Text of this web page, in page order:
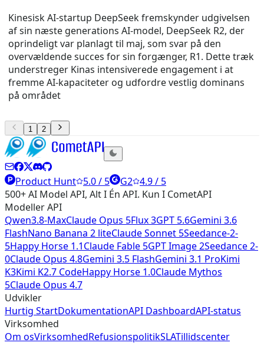
Kinesisk AI-startup DeepSeek fremskynder udgivelsen
af ​​sin næste generations AI-model, DeepSeek R2, der
oprindeligt var planlagt til maj, som svar på den
overvældende succes for sin forgænger, R1. Dette træk
understreger Kinas intensiverede engagement i at
fremme AI-kapaciteter og udfordre vestlig dominans
på området
1 2
Product Hunt 5.0 / 5 G2 4.9 / 5
500+ AI Model API, Alt I Én API. Kun I CometAPI
Modeller API
Qwen3.8-MaxClaude Opus 5Flux 3GPT 5.6Gemini 3.6
FlashNano Banana 2 liteClaude Sonnet 5Seedance-2-
5Happy Horse 1.1Claude Fable 5GPT Image 2Seedance 2-
0Claude Opus 4.8Gemini 3.5 FlashGemini 3.1 ProKimi
K3Kimi K2.7 CodeHappy Horse 1.0Claude Mythos
5Claude Opus 4.7
Udvikler
Hurtig StartDokumentationAPI DashboardAPI-status
Virksomhed
Om osVirksomhedRefusionspolitikSLATillidscenter